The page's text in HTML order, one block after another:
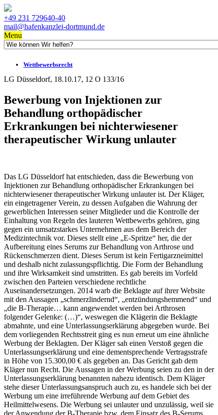
+49 231 729640-40
mail@hafenkanzlei-dortmund.de
Menu
Wettbewerbsrecht
LG Düsseldorf, 18.10.17, 12 O 133/16
Bewerbung von Injektionen zur
Behandlung orthopädischer
Erkrankungen bei nichterwiesener
therapeutischer Wirkung unlauter
Das LG Düsseldorf hat entschieden, dass die Bewerbung von
Injektionen zur Behandlung orthopädischer Erkrankungen bei
nichterwiesener therapeutischer Wirkung unlauter ist. Der Kläger,
ein eingetragener Verein, zu dessen Aufgaben die Wahrung der
gewerblichen Interessen seiner Mitglieder und die Kontrolle der
Einhaltung von Regeln des lauteren Wettbewerbs gehören, ging
gegen ein umsatzstarkes Unternehmen aus dem Bereich der
Medizintechnik vor. Dieses stellt eine „E-Spritze“ her, die der
Aufbereitung eines Serums zur Behandlung von Arthrose und
Rückenschmerzen dient. Dieses Serum ist kein Fertigarzneimittel
und deshalb nicht zulassungspflichtig. Die Form der Behandlung
und ihre Wirksamkeit sind umstritten. Es gab bereits im Vorfeld
zwischen den Parteien verschiedene rechtliche
Auseinandersetzungen. 2014 warb die Beklagte auf ihrer Website
mit den Aussagen „schmerzlindernd“, „entzündungshemmend“ und
„die B-Therapie… kann angewendet werden bei Arthrosen
folgender Gelenke: (…)“, weswegen die Klägerin die Beklagte
abmahnte, und eine Unterlassungserklärung abgegeben wurde. Bei
dem vorliegenden Rechtsstreit ging es nun erneut um eine ähnliche
Werbung der Beklagten. Der Kläger sah einen Verstoß gegen die
Unterlassungserklärung und eine dementsprechende Vertragsstrafe
in Höhe von 15.300,00 € als gegeben an. Das Gericht gab dem
Kläger nun Recht. Die Aussagen in der Werbung seien zu den in der
Unterlassungserklärung benannten nahezu identisch. Dem Kläger
stehe dieser Unterlassungsanspruch auch zu, es handele sich bei der
Werbung um eine irreführende Werbung auf dem Gebiet des
Heilmittelwesens. Die Werbung sei unlauter und unzulässig, weil sie